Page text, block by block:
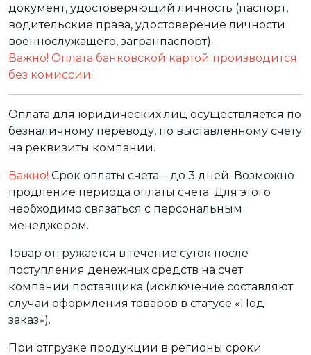
документ, удостоверяющий личность (паспорт,
водительские права, удостоверение личности
военнослужащего, загранпаспорт).
Важно! Оплата банковской картой производится
без комиссии.
Оплата для юридических лиц осуществляется по
безналичному переводу, по выставленному счету
на реквизиты компании.
Важно! Срок оплаты счета – до 3 дней. Возможно
продление периода оплаты счета. Для этого
необходимо связаться с персональным
менеджером.
Товар отгружается в течение суток после
поступления денежных средств на счет
компании поставщика (исключение составляют
случаи оформления товаров в статусе «Под
заказ»).
При отгрузке продукции в регионы сроки